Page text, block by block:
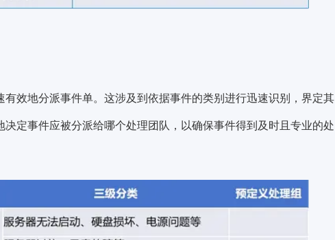
效地分派事件单。这涉及到依据事件的类别进行迅速识别，界定其
定事件应被分派给哪个处理团队，以确保事件得到及时且专业的处